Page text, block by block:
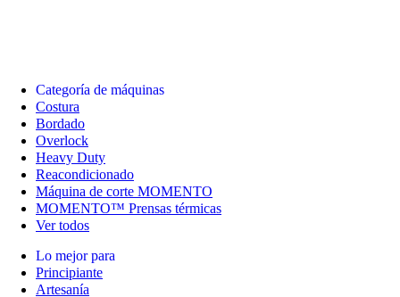
Categoría de máquinas
Costura
Bordado
Overlock
Heavy Duty
Reacondicionado
Máquina de corte MOMENTO
MOMENTO™ Prensas térmicas
Ver todos
Lo mejor para
Principiante
Artesanía